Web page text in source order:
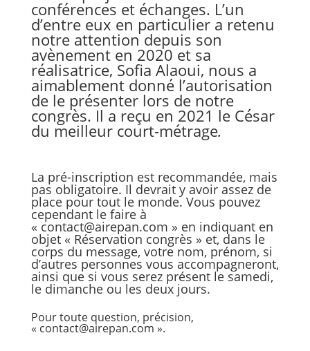
conférences et échanges. L’un
d’entre eux en particulier a retenu
notre attention depuis son
avènement en 2020 et sa
réalisatrice, Sofia Alaoui, nous a
aimablement donné l’autorisation
de le présenter lors de notre
congrès. Il a reçu en 2021 le César
du meilleur court-métrage.
La pré-inscription est recommandée, mais
pas obligatoire. Il devrait y avoir assez de
place pour tout le monde. Vous pouvez
cependant le faire à
« contact@airepan.com » en indiquant en
objet « Réservation congrès » et, dans le
corps du message, votre nom, prénom, si
d’autres personnes vous accompagneront,
ainsi que si vous serez présent le samedi,
le dimanche ou les deux jours.
Pour toute question, précision,
« contact@airepan.com ».